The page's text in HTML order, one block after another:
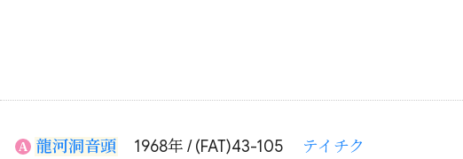
A 龍河洞音頭 1968年 / (FAT)43-105 テイチク